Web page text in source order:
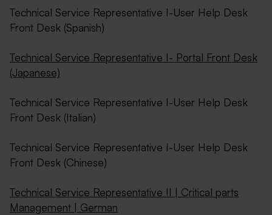
Technical Service Representative I-User Help Desk
Front Desk (Spanish)
Technical Service Representative I- Portal Front Desk
(Japanese)
Technical Service Representative I-User Help Desk
Front Desk (Italian)
Technical Service Representative I-User Help Desk
Front Desk (Chinese)
Technical Service Representative II | Critical parts
Management | German